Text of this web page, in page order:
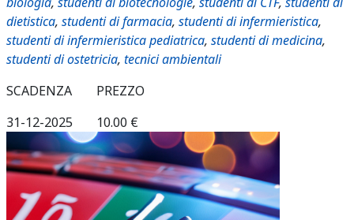
dietistica, studenti di farmacia, studenti di infermieristica,
studenti di infermieristica pediatrica, studenti di medicina,
studenti di ostetricia, tecnici ambientali
SCADENZA
31-12-2025
PREZZO
10.00 €